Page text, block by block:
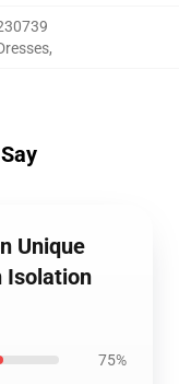
,
Unique
Isolation
75%